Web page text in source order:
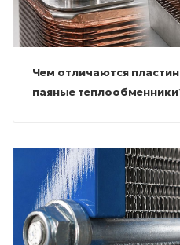
Чем отличаются
паяные